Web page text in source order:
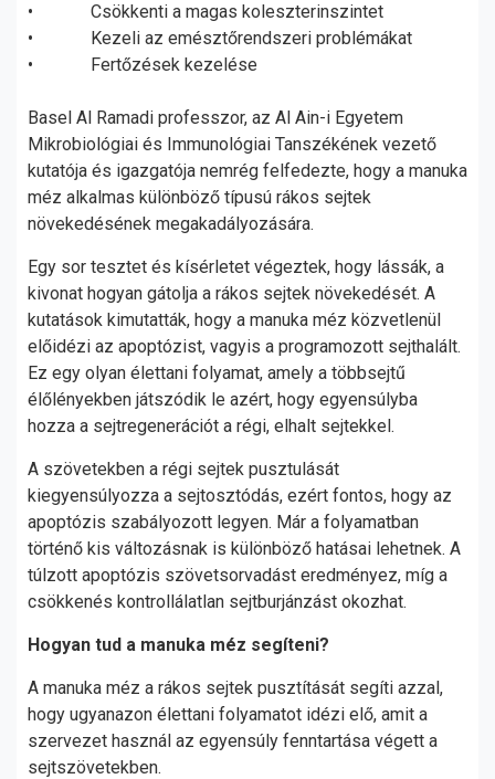
• Csökkenti a magas koleszterinszintet
• Kezeli az emésztőrendszeri problémákat
• Fertőzések kezelése
Basel Al Ramadi professzor, az Al Ain-i Egyetem
Mikrobiológiai és Immunológiai Tanszékének vezető
kutatója és igazgatója nemrég felfedezte, hogy a manuka
méz alkalmas különböző típusú rákos sejtek
növekedésének megakadályozására.
Egy sor tesztet és kísérletet végeztek, hogy lássák, a
kivonat hogyan gátolja a rákos sejtek növekedését. A
kutatások kimutatták, hogy a manuka méz közvetlenül
előidézi az apoptózist, vagyis a programozott sejthalált.
Ez egy olyan élettani folyamat, amely a többsejtű
élőlényekben játszódik le azért, hogy egyensúlyba
hozza a sejtregenerációt a régi, elhalt sejtekkel.
A szövetekben a régi sejtek pusztulását
kiegyensúlyozza a sejtosztódás, ezért fontos, hogy az
apoptózis szabályozott legyen. Már a folyamatban
történő kis változásnak is különböző hatásai lehetnek. A
túlzott apoptózis szövetsorvadást eredményez, míg a
csökkenés kontrollálatlan sejtburjánzást okozhat.
Hogyan tud a manuka méz segíteni?
A manuka méz a rákos sejtek pusztítását segíti azzal,
hogy ugyanazon élettani folyamatot idézi elő, amit a
szervezet használ az egyensúly fenntartása végett a
sejtszövetekben.